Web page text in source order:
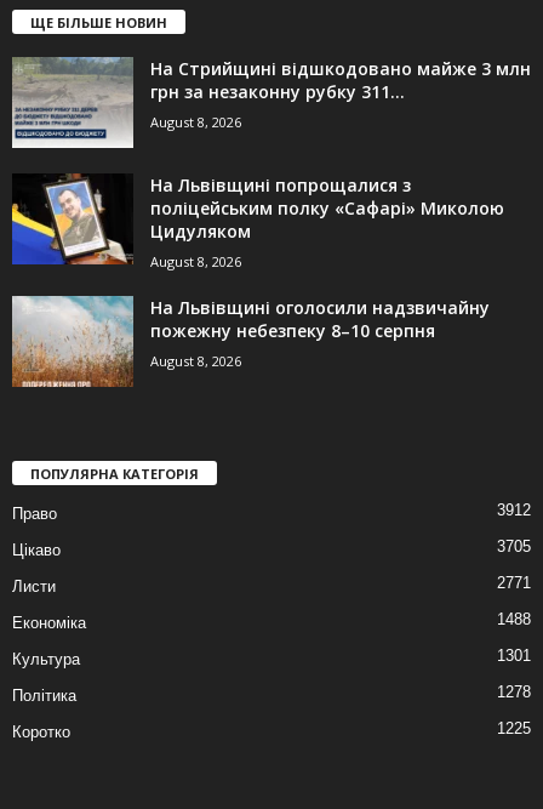
ЩЕ БІЛЬШЕ НОВИН
На Стрийщині відшкодовано майже 3 млн
грн за незаконну рубку 311...
August 8, 2026
На Львівщині попрощалися з
поліцейським полку «Сафарі» Миколою
Цидуляком
August 8, 2026
На Львівщині оголосили надзвичайну
пожежну небезпеку 8–10 серпня
August 8, 2026
ПОПУЛЯРНА КАТЕГОРІЯ
Право 3912
Цікаво 3705
Листи 2771
Економіка 1488
Культура 1301
Політика 1278
Коротко 1225